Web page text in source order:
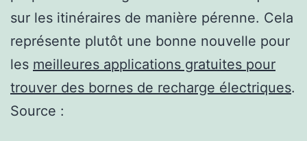
sur les itinéraires de manière pérenne. Cela
représente plutôt une bonne nouvelle pour
les meilleures applications gratuites pour
trouver des bornes de recharge électriques.
Source :